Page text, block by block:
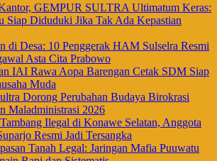
GEMPUR SULTRA Ultimatum Keras:
Siap Diduduki Jika Tak Ada Kepastian
di Desa: 10 Penggerak HAM Sulselra Resmi
Asta Cita Prabowo
IAI Rawa Aopa Barengan Cetak SDM Siap
Muda
Dorong Perubahan Budaya Birokrasi
Maladministrasi 2026
Ilegal di Konawe Selatan, Anggota
Resmi Jadi Tersangka
Tanah Legal: Jaringan Mafia Puuwatu